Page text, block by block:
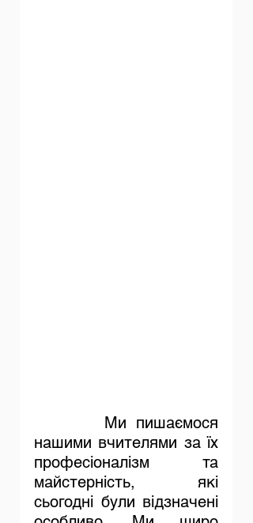
   Ми пишаємося
нашими вчителями за їх
професіоналізм та
майстерність, які
сьогодні були відзначені